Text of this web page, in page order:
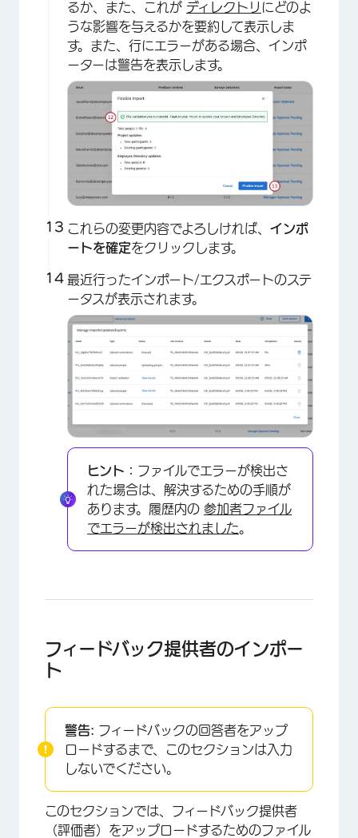
×
×
×
るか、また、これが ディレクトリ にどのよ
うな影響を与えるかを要約して表示しま
す。また、行にエラーがある場合、インポ
ーターは警告を表示します。
×
これらの変更内容でよろしければ、 インポ
ートを確定をクリックします。
最近行ったインポート/エクスポートのステ
ータスが表示されます。
ヒント： ファイルでエラーが検出さ
れた場合は、解決するための手順が
あります。履歴内の 参加者ファイル
でエラーが検出されました。
フィードバック提供者のインポー
ト
警告: フィードバックの回答者をアップ
ロードするまで、このセクションは入力
しないでください。
このセクションでは、フィードバック提供者
（評価者）をアップロードするためのファイル